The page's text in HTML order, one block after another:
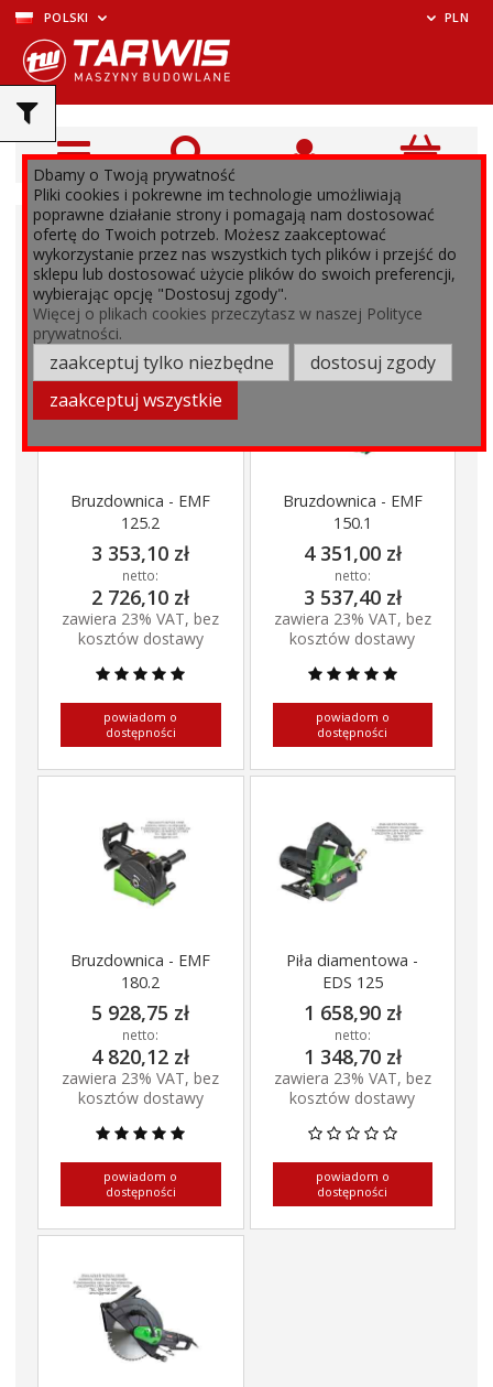
POLSKI PLN
Bruzdownica - EMF
125.2
3 353,10 zł
netto:
2 726,10 zł
zawiera 23% VAT, bez
kosztów dostawy
powiadom o
dostępności
Bruzdownica - EMF
150.1
4 351,00 zł
netto:
3 537,40 zł
zawiera 23% VAT, bez
kosztów dostawy
powiadom o
dostępności
Bruzdownica - EMF
180.2
5 928,75 zł
netto:
4 820,12 zł
zawiera 23% VAT, bez
kosztów dostawy
powiadom o
dostępności
Piła diamentowa -
EDS 125
1 658,90 zł
netto:
1 348,70 zł
zawiera 23% VAT, bez
kosztów dostawy
powiadom o
dostępności
Dbamy o Twoją prywatność
Pliki cookies i pokrewne im technologie umożliwiają
poprawne działanie strony i pomagają nam dostosować
ofertę do Twoich potrzeb. Możesz zaakceptować
wykorzystanie przez nas wszystkich tych plików i przejść do
sklepu lub dostosować użycie plików do swoich preferencji,
wybierając opcję "Dostosuj zgody".
Więcej o plikach cookies przeczytasz w naszej Polityce
prywatności.
zaakceptuj tylko niezbędne
dostosuj zgody
zaakceptuj wszystkie